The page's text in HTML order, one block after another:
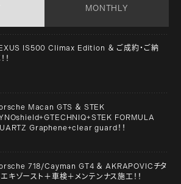
MONTHLY
IS500 Climax Edition ＆ ご成約・ご納
！
Macan GTS ＆ STEK
FORMULA
Graphene+clear guard！！
718/Cayman GT4 ＆ AKRAPOVICチタ
キゾースト＋車検＋メンテンナス施工！！